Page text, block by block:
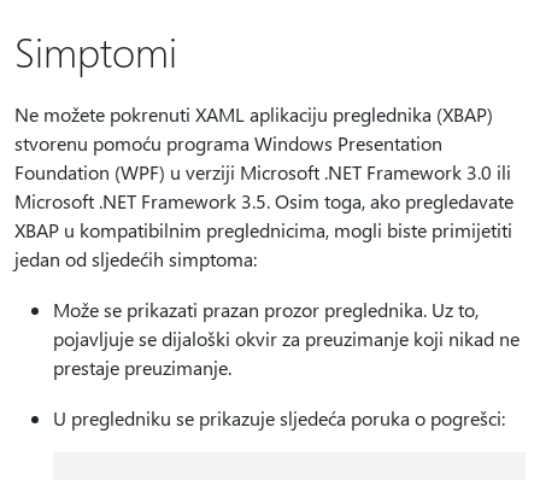
Simptomi
Ne možete pokrenuti XAML aplikaciju preglednika (XBAP)
stvorenu pomoću programa Windows Presentation
Foundation (WPF) u verziji Microsoft .NET Framework 3.0 ili
Microsoft .NET Framework 3.5. Osim toga, ako pregledavate
XBAP u kompatibilnim preglednicima, mogli biste primijetiti
jedan od sljedećih simptoma:
Može se prikazati prazan prozor preglednika. Uz to,
pojavljuje se dijaloški okvir za preuzimanje koji nikad ne
prestaje preuzimanje.
U pregledniku se prikazuje sljedeća poruka o pogrešci: